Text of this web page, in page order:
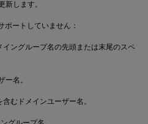
新します。
ートしていません：
イングループ名の先頭または末尾のスペ
ー名。
むドメインユーザー名。